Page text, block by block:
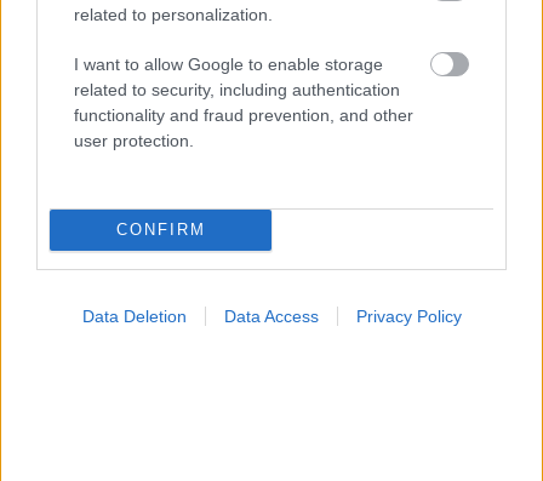
related to personalization.
I want to allow Google to enable storage
related to security, including authentication
functionality and fraud prevention, and other
user protection.
CONFIRM
Data Deletion Data Access Privacy Policy
ΣΗΜΕΡΑ ΣΤΟ IATRONET.GR